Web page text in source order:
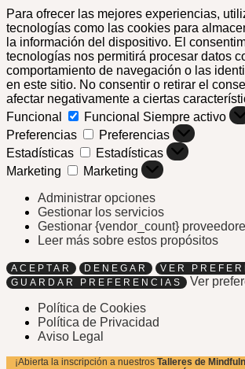
Para ofrecer las mejores experiencias,
tecnologías como las cookies para
la información del dispositivo. El
tecnologías nos permitirá procesar datos
comportamiento de navegación o las
en este sitio. No consentir o retirar el
afectar negativamente a ciertas
Funcional
Funcional Siempre activo
Preferencias
Preferencias
Estadísticas
Estadísticas
Marketing
Marketing
Administrar opciones
Gestionar los servicios
Gestionar {vendor_count}
Leer más sobre estos propósitos
ACEPTAR DENEGAR
VER
GUARDAR PREFERENCIAS
Ver
Política de Cookies
Política de Privacidad
Aviso Legal
¡Abierta la inscripción a nuestros Talleres de